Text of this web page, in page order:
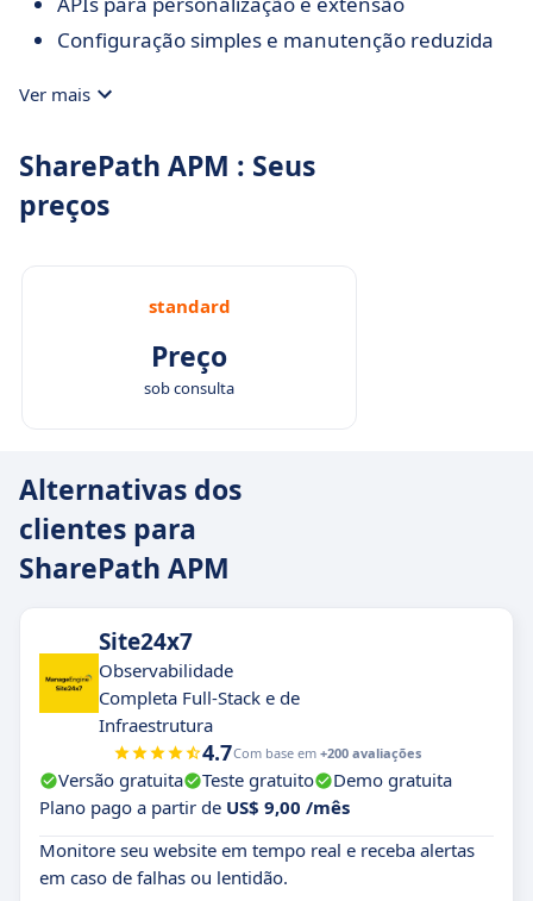
Configuração simples e manutenção reduzida
Ver mais
SharePath APM : Seus
preços
standard
Preço
sob consulta
Alternativas dos
clientes para
SharePath APM
Site24x7
Observabilidade
Completa Full-Stack e de
Infraestrutura
4.7Com base em +200 avaliações
Versão gratuita Teste gratuito
Demo gratuita
Plano pago a partir de US$ 9,00 /mês
Monitore seu website em tempo real e receba alertas
em caso de falhas ou lentidão.